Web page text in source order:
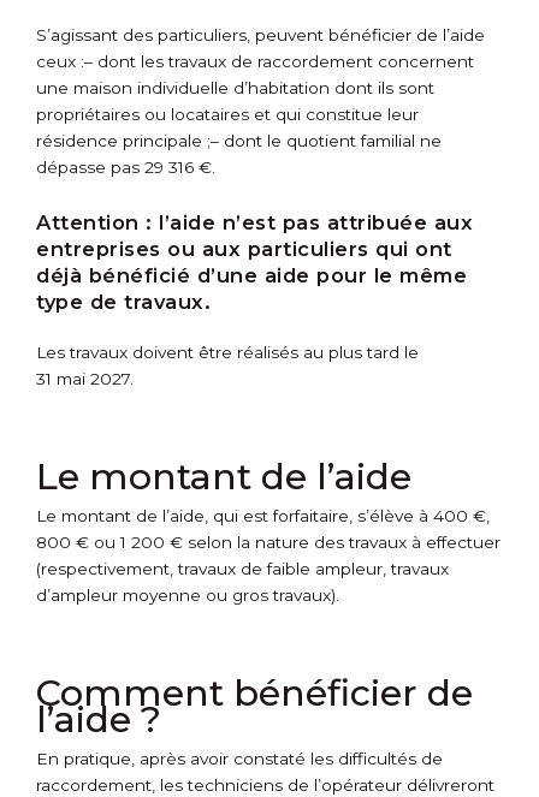
S’agissant des particuliers, peuvent bénéficier de l’aide
ceux :– dont les travaux de raccordement concernent
une maison individuelle d’habitation dont ils sont
propriétaires ou locataires et qui constitue leur
résidence principale ;– dont le quotient familial ne
dépasse pas 29 316 €.
Attention : l’aide n’est pas attribuée aux
entreprises ou aux particuliers qui ont
déjà bénéficié d’une aide pour le même
type de travaux.
Les travaux doivent être réalisés au plus tard le
31 mai 2027.
Le montant de l’aide
Le montant de l’aide, qui est forfaitaire, s’élève à 400 €,
800 € ou 1 200 € selon la nature des travaux à effectuer
(respectivement, travaux de faible ampleur, travaux
d’ampleur moyenne ou gros travaux).
Comment bénéficier de
l’aide ?
En pratique, après avoir constaté les difficultés de
raccordement, les techniciens de l’opérateur délivreront